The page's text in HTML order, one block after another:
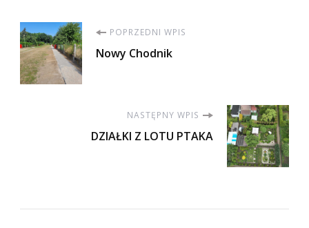
Nawigacja
wpisu
POPRZEDNI WPIS
Nowy Chodnik
NASTĘPNY WPIS
DZIAŁKI Z LOTU PTAKA